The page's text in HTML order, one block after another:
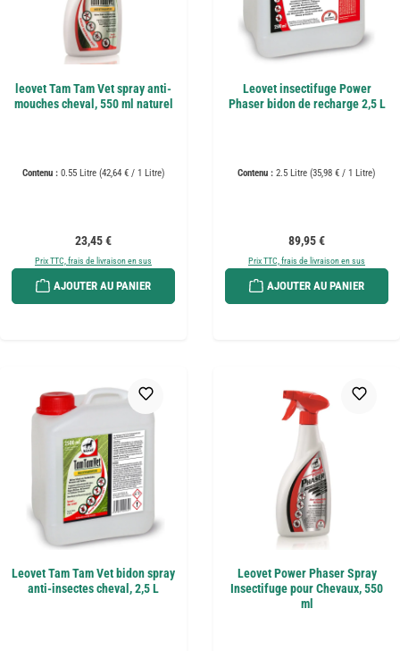
leovet Tam Tam Vet spray anti-
mouches cheval, 550 ml naturel
Contenu : 0.55 Litre (42,64 € / 1 Litre)
Prix régulier :
23,45 €
Prix TTC, frais de livraison en sus
AJOUTER AU PANIER
Leovet insectifuge Power
Phaser bidon de recharge 2,5 L
Contenu : 2.5 Litre (35,98 € / 1 Litre)
Prix régulier :
89,95 €
Prix TTC, frais de livraison en sus
AJOUTER AU PANIER
Leovet Tam Tam Vet bidon spray
anti-insectes cheval, 2,5 L
Leovet Power Phaser Spray
Insectifuge pour Chevaux, 550
ml